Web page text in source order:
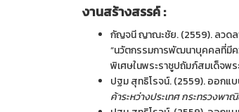
งานสร้างสรรค์ :
กัญจนี ญาณะชัย. (2559). ลวดล
“นวัตกรรมการพัฒนาบุคคลที่มีค
พิเศษในพระราชูปถัมภ์สมเด็จพ
ปฐม สุทธิโรจน์. (2559). ออก
ค้าระหว่างประเทศ กระทรวงพ